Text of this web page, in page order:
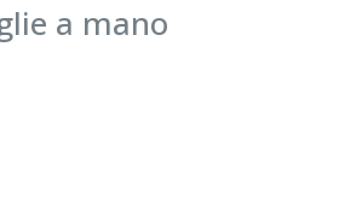
a mano